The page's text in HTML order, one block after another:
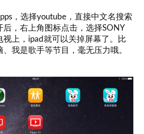
，选择youtube，直接中文名搜索
后，右上角图标点击，选择SONY
视上，ipad就可以关掉屏幕了。比
我是歌手等节目，毫无压力哦。